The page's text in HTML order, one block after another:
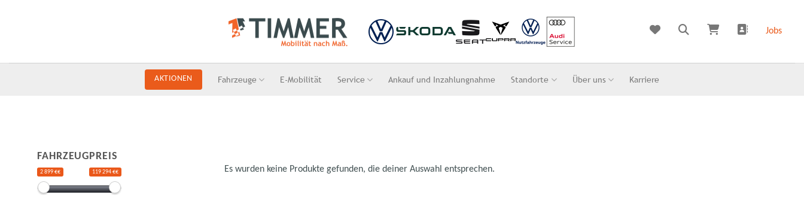
Jobs
AKTIONEN Fahrzeuge E-Mobilität Service Ankauf und Inzahlungnahme Standorte Über uns Karriere
FAHRZEUGPREIS
2 899 €€ 119 294 €€ Es wurden keine Produkte gefunden, die deiner Auswahl entsprechen.